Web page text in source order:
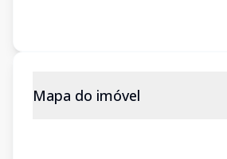
Mapa do imóvel